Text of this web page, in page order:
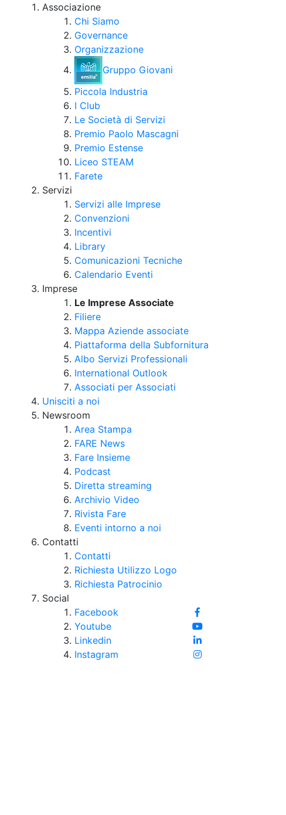
Associazione
Chi Siamo
Governance
Organizzazione
Gruppo Giovani
Piccola Industria
I Club
Le Società di Servizi
Premio Paolo Mascagni
Premio Estense
Liceo STEAM
Farete
Servizi
Servizi alle Imprese
Convenzioni
Incentivi
Library
Comunicazioni Tecniche
Calendario Eventi
Imprese
Le Imprese Associate
Filiere
Mappa Aziende associate
Piattaforma della Subfornitura
Albo Servizi Professionali
International Outlook
Associati per Associati
Unisciti a noi
Newsroom
Area Stampa
FARE News
Fare Insieme
Podcast
Diretta streaming
Archivio Video
Rivista Fare
Eventi intorno a noi
Contatti
Contatti
Richiesta Utilizzo Logo
Richiesta Patrocinio
Social
Facebook
Youtube
Linkedin
Instagram